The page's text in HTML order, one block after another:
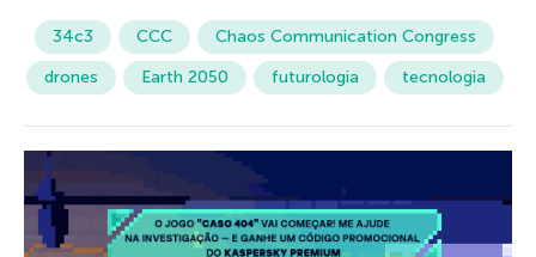
34c3 CCC
Chaos Communication Congress
drones
Earth 2050 futurologia tecnologia